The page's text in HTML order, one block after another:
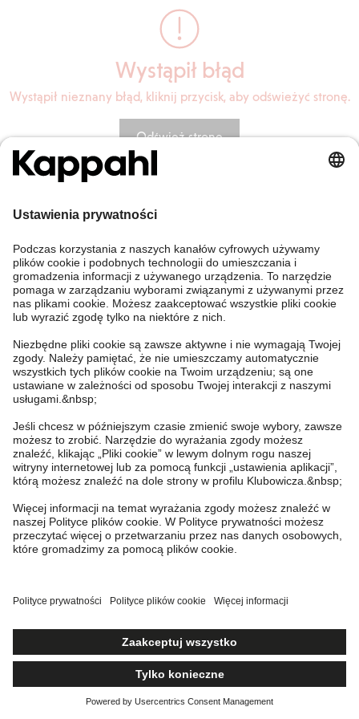
Wystąpił błąd
Wystąpił nieznany błąd, kliknij przycisk, aby odświeżyć stronę.
Odśwież stronę